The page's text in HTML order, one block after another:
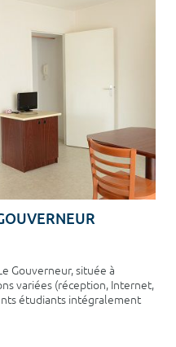
Gouverneur, située à
variées (réception, Internet,
étudiants intégralement